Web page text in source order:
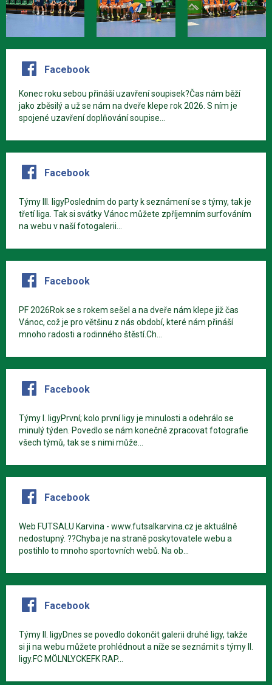
Facebook
Konec roku sebou přináší uzavření soupisek?Čas nám běží
jako zběsilý a už se nám na dveře klepe rok 2026. S ním je
spojené uzavření doplňování soupise...
Facebook
Týmy III. ligyPosledním do party k seznámení se s týmy, tak je
třetí liga. Tak si svátky Vánoc můžete zpříjemním surfováním
na webu v naší fotogalerii...
Facebook
PF 2026Rok se s rokem sešel a na dveře nám klepe již čas
Vánoc, což je pro většinu z nás období, které nám přináší
mnoho radosti a rodinného štěstí.Ch...
Facebook
Týmy I. ligyPrvní; kolo první ligy je minulosti a odehrálo se
minulý týden. Povedlo se nám konečně zpracovat fotografie
všech týmů, tak se s nimi může...
Facebook
Web FUTSALU Karvina - www.futsalkarvina.cz je aktuálně
nedostupný. ??Chyba je na straně poskytovatele webu a
postihlo to mnoho sportovních webů. Na ob...
Facebook
Týmy II. ligyDnes se povedlo dokončit galerii druhé ligy, takže
si ji na webu můžete prohlédnout a níže se seznámit s týmy II.
ligy.FC MÖLNLYCKEFK RAP...